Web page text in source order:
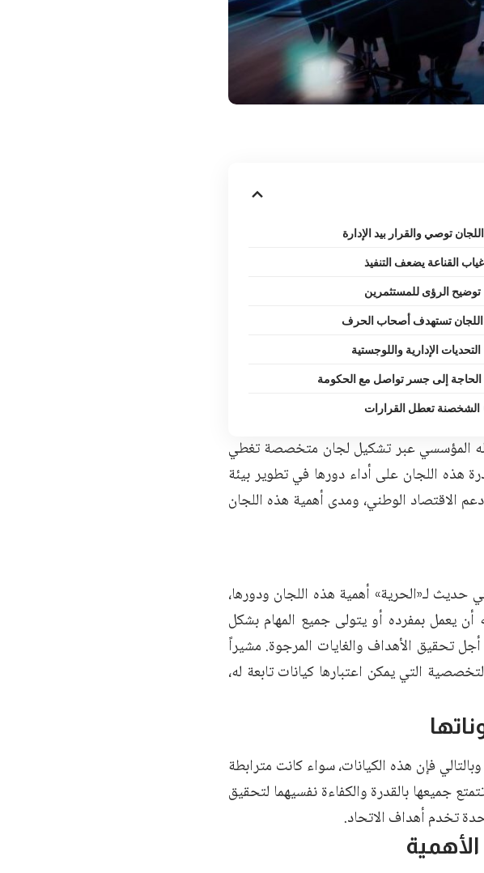
اللجان توصي والقرار بيد الإدارة
غياب القناعة يضعف التنفيذ
توضيح الرؤى للمستثمرين
اللجان تستهدف أصحاب الحرف
التحديات الإدارية واللوجستية
الحاجة إلى جسر تواصل مع الحكومة
الشخصنة تعطل القرارات
المؤسسي عبر تشكيل لجان متخصصة تغطي
هذه اللجان على أداء دورها في تطوير بيئة
الاقتصاد الوطني، ومدى أهمية هذه اللجان
لـ«الحرية» أهمية هذه اللجان ودورها،
أن يعمل بمفرده أو يتولى جميع المهام بشكل
تحقيق الأهداف والغايات المرجوة. مشيراً
التي يمكن اعتبارها كيانات تابعة له،
فإن هذه الكيانات، سواء كانت مترابطة
جميعها بالقدرة والكفاءة نفسيهما لتحقيق
تخدم أهداف الاتحاد.